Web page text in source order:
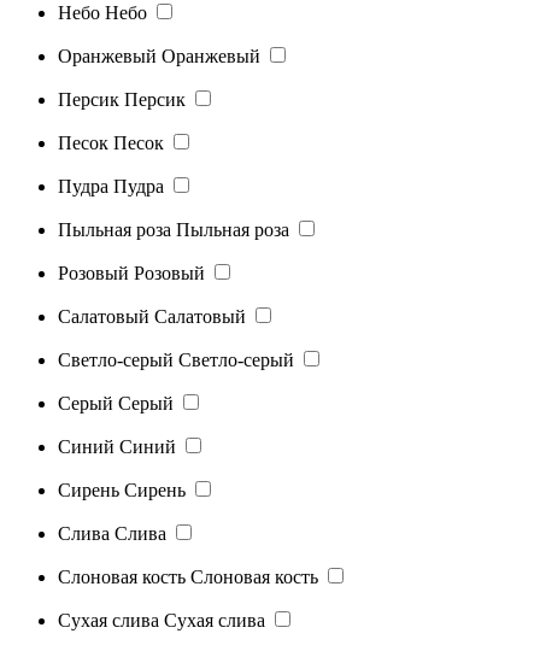
Небо Небо
Оранжевый Оранжевый
Персик Персик
Песок Песок
Пудра Пудра
Пыльная роза Пыльная роза
Розовый Розовый
Салатовый Салатовый
Светло-серый Светло-серый
Серый Серый
Синий Синий
Сирень Сирень
Слива Слива
Слоновая кость Слоновая кость
Сухая слива Сухая слива